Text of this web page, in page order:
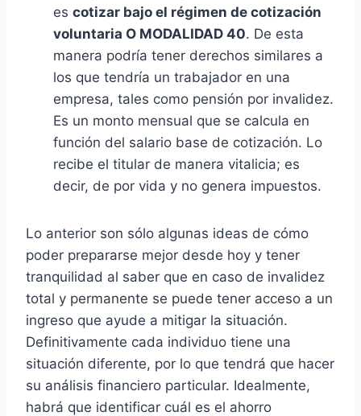
es cotizar bajo el régimen de cotización
voluntaria O MODALIDAD 40. De esta
manera podría tener derechos similares a
los que tendría un trabajador en una
empresa, tales como pensión por invalidez.
Es un monto mensual que se calcula en
función del salario base de cotización. Lo
recibe el titular de manera vitalicia; es
decir, de por vida y no genera impuestos.
Lo anterior son sólo algunas ideas de cómo
poder prepararse mejor desde hoy y tener
tranquilidad al saber que en caso de invalidez
total y permanente se puede tener acceso a un
ingreso que ayude a mitigar la situación.
Definitivamente cada individuo tiene una
situación diferente, por lo que tendrá que hacer
su análisis financiero particular. Idealmente,
habrá que identificar cuál es el ahorro